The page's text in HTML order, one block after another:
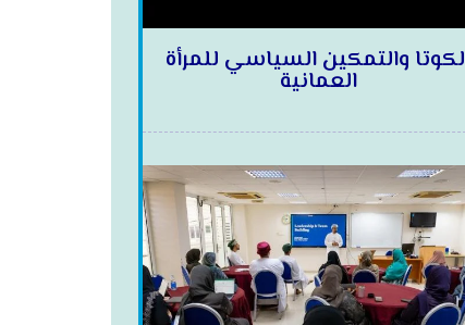
والتمكين السياسي للمرأة
العمانية